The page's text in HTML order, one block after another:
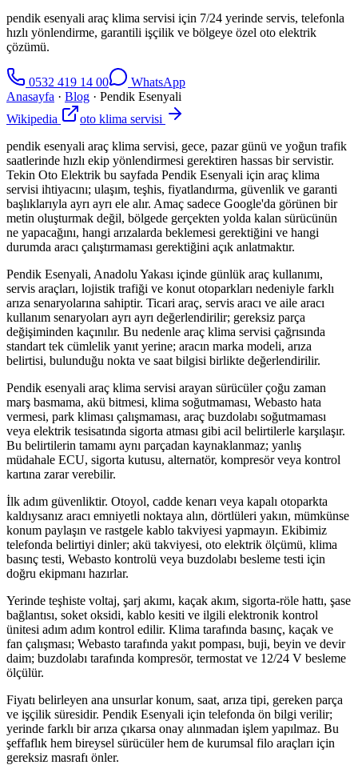
pendik esenyali araç klima servisi için 7/24 yerinde servis, telefonla
hızlı yönlendirme, garantili işçilik ve bölgeye özel oto elektrik
çözümü.
0532 419 14 00
WhatsApp
Anasayfa · Blog · Pendik Esenyali
Wikipedia
oto klima servisi
pendik esenyali araç klima servisi, gece, pazar günü ve yoğun trafik
saatlerinde hızlı ekip yönlendirmesi gerektiren hassas bir servistir.
Tekin Oto Elektrik bu sayfada Pendik Esenyali için araç klima
servisi ihtiyacını; ulaşım, teşhis, fiyatlandırma, güvenlik ve garanti
başlıklarıyla ayrı ayrı ele alır. Amaç sadece Google'da görünen bir
metin oluşturmak değil, bölgede gerçekten yolda kalan sürücünün
ne yapacağını, hangi arızalarda beklemesi gerektiğini ve hangi
durumda aracı çalıştırmaması gerektiğini açık anlatmaktır.
Pendik Esenyali, Anadolu Yakası içinde günlük araç kullanımı,
servis araçları, lojistik trafiği ve konut otoparkları nedeniyle farklı
arıza senaryolarına sahiptir. Ticari araç, servis aracı ve aile aracı
kullanım senaryoları ayrı ayrı değerlendirilir; gereksiz parça
değişiminden kaçınılır. Bu nedenle araç klima servisi çağrısında
standart tek cümlelik yanıt yerine; aracın marka modeli, arıza
belirtisi, bulunduğu nokta ve saat bilgisi birlikte değerlendirilir.
Pendik esenyali araç klima servisi arayan sürücüler çoğu zaman
marş basmama, akü bitmesi, klima soğutmaması, Webasto hata
vermesi, park kliması çalışmaması, araç buzdolabı soğutmaması
veya elektrik tesisatında sigorta atması gibi acil belirtilerle karşılaşır.
Bu belirtilerin tamamı aynı parçadan kaynaklanmaz; yanlış
müdahale ECU, sigorta kutusu, alternatör, kompresör veya kontrol
kartına zarar verebilir.
İlk adım güvenliktir. Otoyol, cadde kenarı veya kapalı otoparkta
kaldıysanız aracı emniyetli noktaya alın, dörtlüleri yakın, mümkünse
konum paylaşın ve rastgele kablo takviyesi yapmayın. Ekibimiz
telefonda belirtiyi dinler; akü takviyesi, oto elektrik ölçümü, klima
basınç testi, Webasto kontrolü veya buzdolabı besleme testi için
doğru ekipmanı hazırlar.
Yerinde teşhiste voltaj, şarj akımı, kaçak akım, sigorta-röle hattı, şase
bağlantısı, soket oksidi, kablo kesiti ve ilgili elektronik kontrol
ünitesi adım adım kontrol edilir. Klima tarafında basınç, kaçak ve
fan çalışması; Webasto tarafında yakıt pompası, buji, beyin ve devir
daim; buzdolabı tarafında kompresör, termostat ve 12/24 V besleme
ölçülür.
Fiyatı belirleyen ana unsurlar konum, saat, arıza tipi, gereken parça
ve işçilik süresidir. Pendik Esenyali için telefonda ön bilgi verilir;
yerinde farklı bir arıza çıkarsa onay alınmadan işlem yapılmaz. Bu
şeffaflık hem bireysel sürücüler hem de kurumsal filo araçları için
gereksiz masrafı önler.